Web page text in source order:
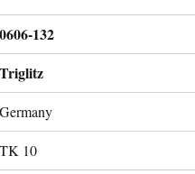
0606-132
Triglitz
Germany
TK 10